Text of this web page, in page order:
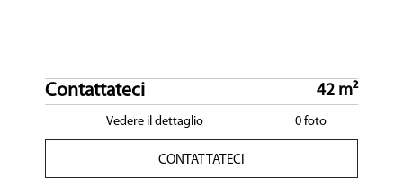
Contattateci 42 m²
Vedere il dettaglio 0 foto
CONTATTATECI